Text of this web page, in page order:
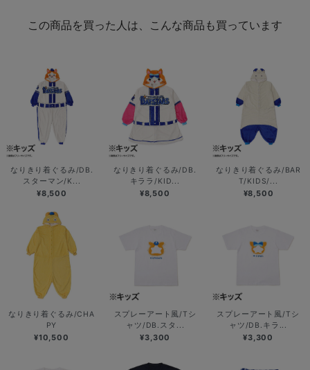
この商品を買った人は、こんな商品も買っています
なりきり着ぐるみ/DB.
スターマン/K...
¥8,500
なりきり着ぐるみ/DB.
キララ/KID...
¥8,500
なりきり着ぐるみ/BAR
T/KIDS/...
¥8,500
なりきり着ぐるみ/CHA
PY
¥10,500
スプレーアート風/Tシ
ャツ/DB.スタ...
¥3,300
スプレーアート風/Tシ
ャツ/DB.キラ...
¥3,300